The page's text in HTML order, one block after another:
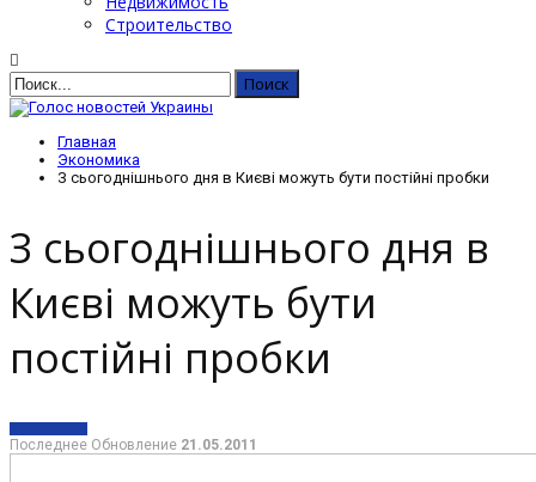
Строительство
Главная
Экономика
З сьогоднішнього дня в Києві можуть бути постійні пробки
З сьогоднішнього дня в
Києві можуть бути
постійні пробки
Последнее Обновление 21.05.2011